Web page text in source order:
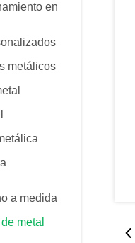
en
metálicos
a medida
metal